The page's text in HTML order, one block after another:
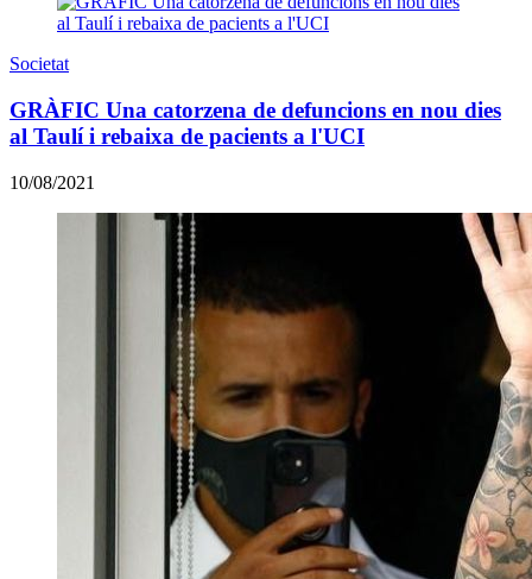
Societat
GRÀFIC Una catorzena de defuncions en nou dies
al Taulí i rebaixa de pacients a l'UCI
10/08/2021